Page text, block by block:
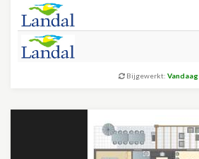
Bijgewerkt: Vandaag